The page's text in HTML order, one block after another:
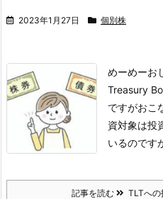
2023年1月27日 個別株
めーめーお
Treasury
ですがおこ
資対象は投
いるのです
記事を読む TLTへの